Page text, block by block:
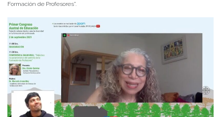
Formación de Profesores”.